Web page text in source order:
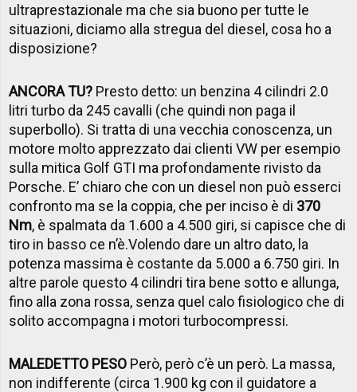
ultraprestazionale ma che sia buono per tutte le
situazioni, diciamo alla stregua del diesel, cosa ho a
disposizione?
ANCORA TU? Presto detto: un benzina 4 cilindri 2.0
litri turbo da 245 cavalli (che quindi non paga il
superbollo). Si tratta di una vecchia conoscenza, un
motore molto apprezzato dai clienti VW per esempio
sulla mitica Golf GTI ma profondamente rivisto da
Porsche. E’ chiaro che con un diesel non può esserci
confronto ma se la coppia, che per inciso è di 370
Nm, è spalmata da 1.600 a 4.500 giri, si capisce che di
tiro in basso ce n’è.Volendo dare un altro dato, la
potenza massima è costante da 5.000 a 6.750 giri. In
altre parole questo 4 cilindri tira bene sotto e allunga,
fino alla zona rossa, senza quel calo fisiologico che di
solito accompagna i motori turbocompressi.
MALEDETTO PESO Però, però c’è un però. La massa,
non indifferente (circa 1.900 kg con il guidatore a